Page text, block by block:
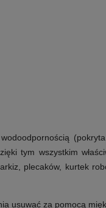
tym wszystkim
plecaków, kurtek
usuwać za pomocą